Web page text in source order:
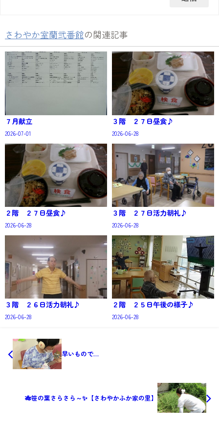
さわやか室蘭弐番館の関連記事
７月献立
2026-07-01
３階 ２７日昼食♪
2026-06-28
２階 ２７日昼食♪
2026-06-28
３階 ２７日活力朝礼♪
2026-06-28
３階 ２６日活力朝礼♪
2026-06-28
２階 ２５日午後の様子♪
2026-06-28
早いもので…
🎋笹の葉さらさら～✨【さわやかふか家の里】